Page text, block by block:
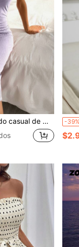
acanalado y ajustado sin mangas -39%